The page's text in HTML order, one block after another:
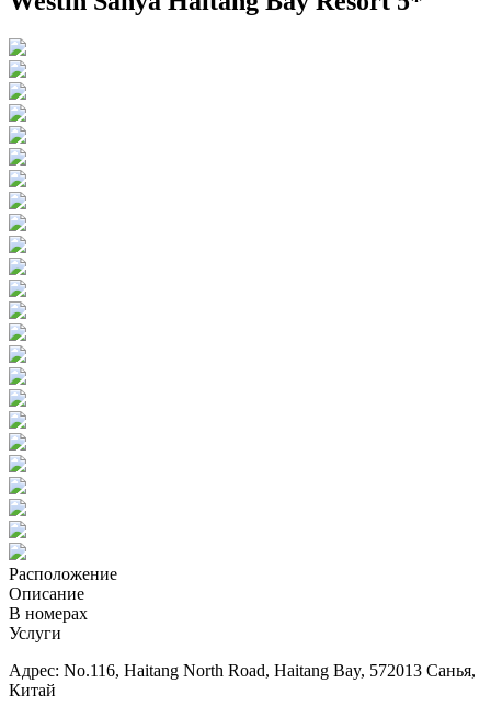
Расположение
Описание
В номерах
Услуги
Адрес: No.116, Haitang North Road, Haitang Bay, 572013 Санья,
Китай